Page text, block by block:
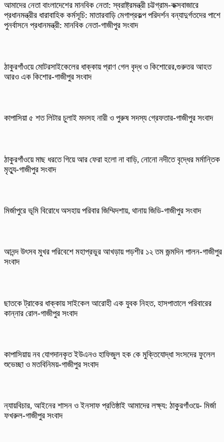
আমাদের নেতা বাংলাদেশের মানবিক নেতা: স্বরাষ্ট্রমন্ত্রী চট্টগ্রাম-কক্সবাজারে
প্রধানমন্ত্রীর ধারাবাহিক কর্মসূচি: মাতারবাড়ি মেগাপ্রকল্প পরিদর্শন বন্যাদুর্গতদের পাশে
পুনর্বাসনে প্রধানমন্ত্রী: মানবিক নেতা-গাজীপুর সংবাদ
ঠাকুরগাঁওয়ে মোটরসাইকেলের ধাক্কায় প্রাণ গেল বৃদ্ধ ও কিশোরের,গুরুতর আহত
আরও এক কিশোর-গাজীপুর সংবাদ
কাপাসিয়া ৫ শত লিটার চুলাই মদসহ নারী ও পুরুষ সদস্য গ্রেফতার-গাজীপুর সংবাদ
ঠাকুরগাঁওয়ে মাছ ধরতে গিয়ে আর ফেরা হলো না বাড়ি, নোনো নদীতে বৃদ্ধের মর্মান্তিক
মৃত্যু-গাজীপুর সংবাদ
মির্জাপুরে ভূমি বিরোধে অসহায় পরিবার জিম্মিদশায়, থানায় জিডি-গাজীপুর সংবাদ
আনন্দ উৎসব মুখর পরিবেশে মহাপ্রভুর আখড়ায় পড়শীর ১২ তম জন্মদিন পালন-গাজীপুর
সংবাদ
ছাতকে ট্রাকের ধাক্কায় সাইকেল আরোহী এক যুবক নিহত, হাসপাতালে পরিবারের
কান্নার রোল-গাজীপুর সংবাদ
কাপাসিয়ায় নব যোগদানকৃত ইউএনও হাফিজুল হক কে মুক্তিযোদ্ধা সংসদের ফুলেল
শুভেচ্ছা ও মতবিনিময়-গাজীপুর সংবাদ
ন্যায়বিচার, আইনের শাসন ও ইনসাফ প্রতিষ্ঠাই আমাদের লক্ষ্য: ঠাকুরগাঁওয়ে- মির্জা
ফখরুল-গাজীপুর সংবাদ